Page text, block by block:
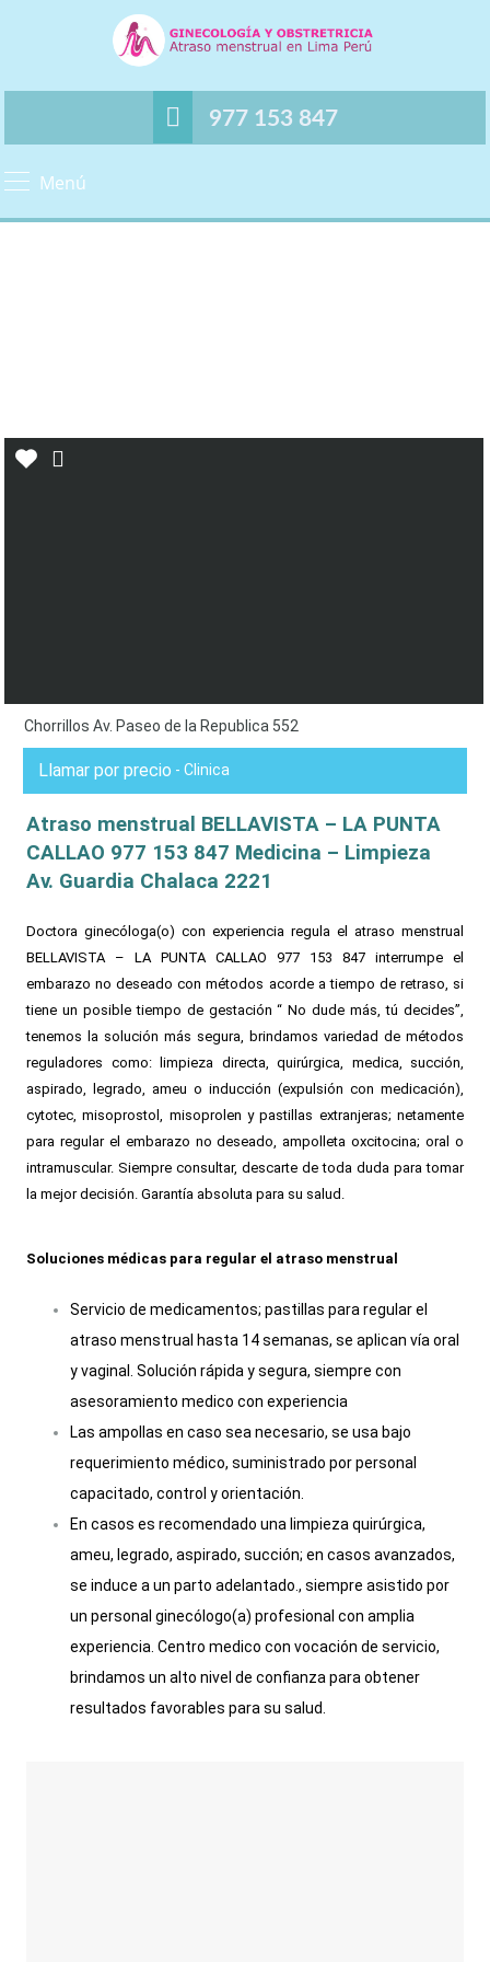
977 153 847
Menú
Chorrillos Av. Paseo de la Republica 552
Llamar por precio - Clinica
Atraso menstrual BELLAVISTA – LA PUNTA
CALLAO 977 153 847 Medicina – Limpieza
Av. Guardia Chalaca 2221
Doctora ginecóloga(o) con experiencia regula el atraso menstrual
BELLAVISTA – LA PUNTA CALLAO 977 153 847 interrumpe el
embarazo no deseado con métodos acorde a tiempo de retraso, si
tiene un posible tiempo de gestación “ No dude más, tú decides”,
tenemos la solución más segura, brindamos variedad de métodos
reguladores como: limpieza directa, quirúrgica, medica, succión,
aspirado, legrado, ameu o inducción (expulsión con medicación),
cytotec, misoprostol, misoprolen y pastillas extranjeras; netamente
para regular el embarazo no deseado, ampolleta oxcitocina; oral o
intramuscular. Siempre consultar, descarte de toda duda para tomar
la mejor decisión. Garantía absoluta para su salud.
Soluciones médicas para regular el atraso menstrual
Servicio de medicamentos; pastillas para regular el
atraso menstrual hasta 14 semanas, se aplican vía oral
y vaginal. Solución rápida y segura, siempre con
asesoramiento medico con experiencia
Las ampollas en caso sea necesario, se usa bajo
requerimiento médico, suministrado por personal
capacitado, control y orientación.
En casos es recomendado una limpieza quirúrgica,
ameu, legrado, aspirado, succión; en casos avanzados,
se induce a un parto adelantado., siempre asistido por
un personal ginecólogo(a) profesional con amplia
experiencia. Centro medico con vocación de servicio,
brindamos un alto nivel de confianza para obtener
resultados favorables para su salud.